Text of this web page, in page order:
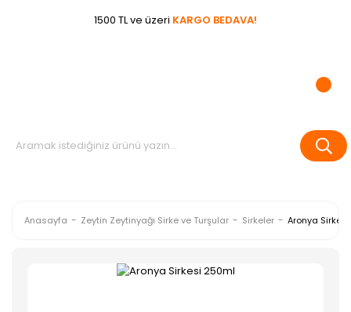
1500 TL ve üzeri KARGO BEDAVA!
Anasayfa Zeytin Zeytinyağı Sirke ve Turşular Sirkeler Aronya